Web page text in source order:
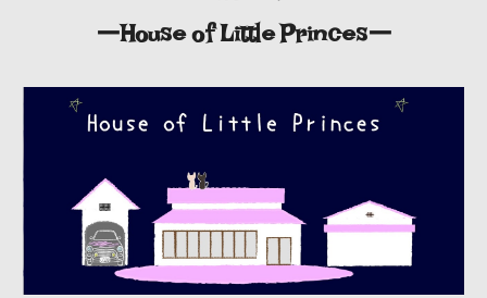
ーHouse of Little Princesー